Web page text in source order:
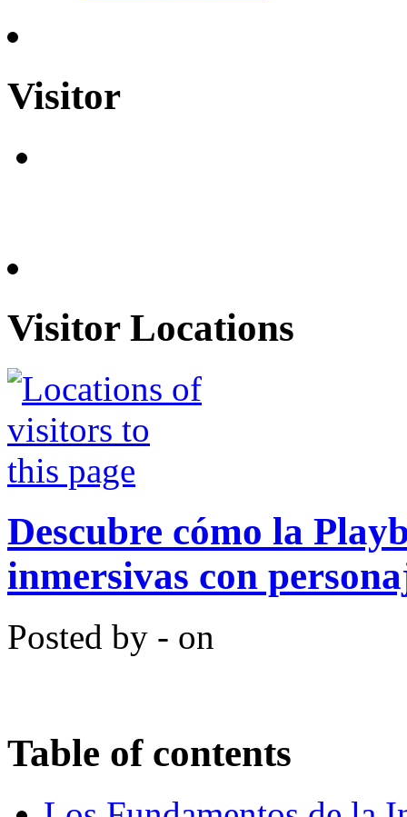
Visitor
Visitor Locations
Descubre cómo la
inmersivas con
Posted by - on
Table of contents